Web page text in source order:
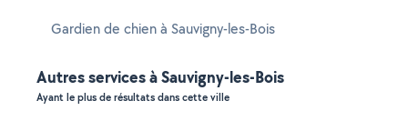
Gardien de chien à Sauvigny-les-Bois
Autres services à Sauvigny-les-Bois
Ayant le plus de résultats dans cette ville